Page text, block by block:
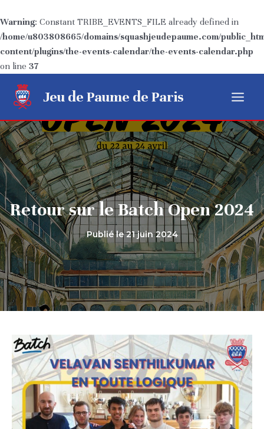
Warning: Constant TRIBE_EVENTS_FILE already defined in
/home/u803808665/domains/squashjeudepaume.com/
content/plugins/the-events-calendar/the-events-calendar.php
on line 37
contenu
Jeu de Paume de Paris
Menu
Retour sur le Batch Open 2024
Publié le21 juin 2024